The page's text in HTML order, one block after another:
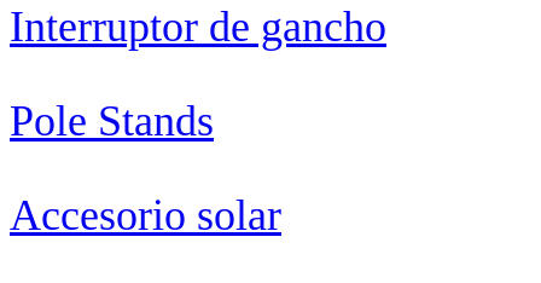
Interruptor de gancho
Pole Stands
Accesorio solar